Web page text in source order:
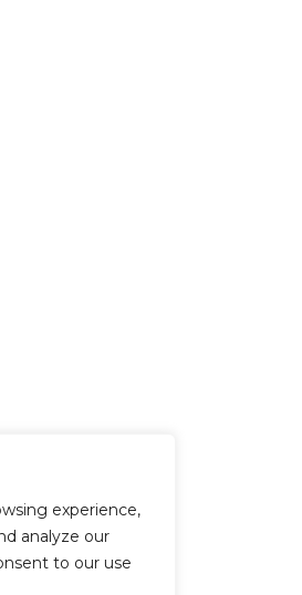
experience,
analyze our
to our use